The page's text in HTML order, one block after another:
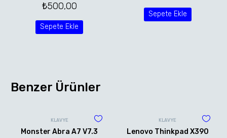
₺500,00
Sepete Ekle
Sepete Ekle
Benzer Ürünler
KLAVYE
Monster Abra A7 V7.3
KLAVYE
Lenovo Thinkpad X390